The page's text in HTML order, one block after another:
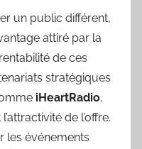
un public différent,
attiré par la
de ces
stratégiques
iHeartRadio,
de l’offre.
les événements